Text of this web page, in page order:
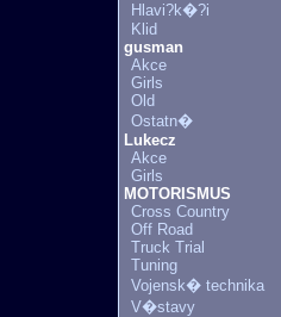
Hlavi?k�?i
Klid
gusman
Akce
Girls
Old
Ostatn�
Lukecz
Akce
Girls
MOTORISMUS
Cross Country
Off Road
Truck Trial
Tuning
Vojensk� technika
V�stavy